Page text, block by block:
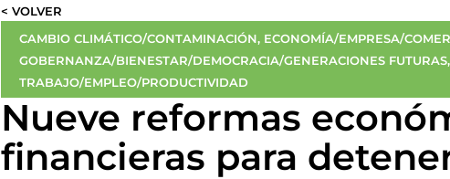
< VOLVER
CAMBIO CLIMÁTICO/CONTAMINACIÓN, ECONOMÍA/EMPRESA/
GOBERNANZA/BIENESTAR/DEMOCRACIA/GENERACIONES FUTURAS,
TRABAJO/EMPLEO/PRODUCTIVIDAD
Nueve reformas
financieras para